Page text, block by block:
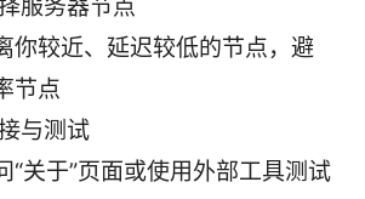
服务器节点
你较近、延迟较低的节点，避
节点
与测试
“关于”页面或使用外部工具测试